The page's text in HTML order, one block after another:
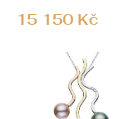
ů15 150 Kč